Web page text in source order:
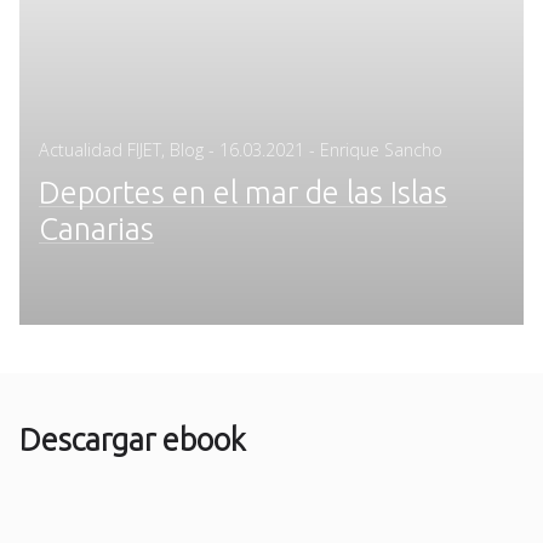
Actualidad FIJET Blog - Posted
on
16.03.2021 - Enrique Sancho
Deportes en el mar de las Islas
Canarias
Descargar ebook